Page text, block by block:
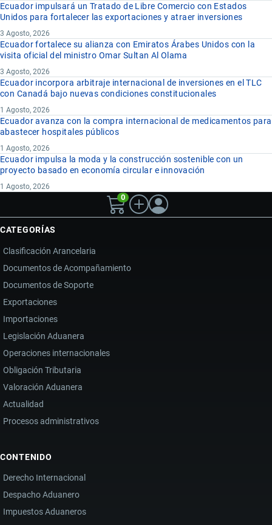
Ecuador impulsará un Tratado de Libre Comercio con Estados
Unidos para fortalecer las exportaciones y atraer inversiones
3 Agosto, 2026
Ecuador fortalece su alianza con Emiratos Árabes Unidos con la
visita oficial del ministro Omar Sultan Al Olama
3 Agosto, 2026
Ecuador incorpora arbitraje internacional de inversiones en el TLC
con Canadá bajo nuevas condiciones constitucionales
1 Agosto, 2026
Ecuador avanza con la compra internacional de medicamentos para
abastecer hospitales públicos
1 Agosto, 2026
Ecuador impulsa la moda y la construcción sostenible con un
proyecto basado en economía circular e innovación
1 Agosto, 2026
0
CATEGORÍAS
Clasificación Arancelaria
Documentos de Acompañamiento
Documentos de Soporte
Exportaciones
Importaciones
Legislación Aduanera
Operaciones internacionales
Obligación Tributaria
Valoración Aduanera
Actualidad
Procesos administrativos
CONTENIDO
Derecho Internacional
Despacho Aduanero
Impuestos Aduaneros